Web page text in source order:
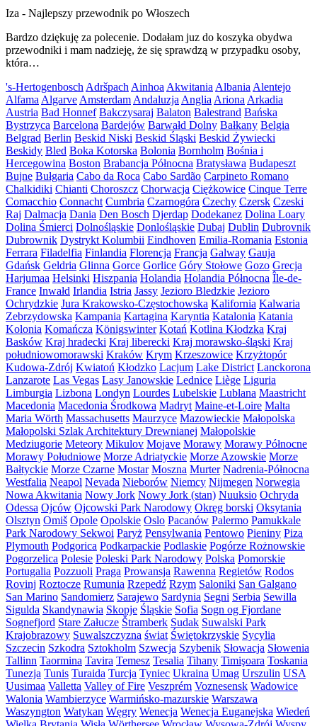
Iza - Najlepszy przewodnik po Włoszech
Bardzo dziękuję za polecenie. Dodałam juz do koszyka obydwa
przewodniki i mam nadzieję, że się sprawdzą w przypadku osoby,
która…
's-Hertogenbosch Adršpach Ainhoa Akwitania Albania Alentejo
Alfama Algarve Amsterdam Andaluzja Anglia Ariona Arkadia
Austria Bad Honnef Bakczysaraj Balaton Balestrand Bańska
Bystrzyca Barcelona Bardejów Barwałd Dolny Bałkany Belgia
Belgrad Berlin Beskid Niski Beskid Śląski Beskid Żywiecki
Beskidy Bled Boka Kotorska Bolonia Bornholm Bośnia i
Hercegowina Boston Brabancja Północna Bratysława Budapeszt
Bujne Bułgaria Cabo da Roca Cabo Sardão Carpineto Romano
Chalkidiki Chianti Choroszcz Chorwacja Ciężkowice Cinque Terre
Comacchio Connacht Cumbria Czarnogóra Czechy Czersk Czeski
Raj Dalmacja Dania Den Bosch Djerdap Dodekanez Dolina Loary
Dolina Śmierci Dolnośląskie Donlośląskie Dubaj Dublin Dubrovnik
Dubrownik Dystrykt Kolumbii Eindhoven Emilia-Romania Estonia
Ferrara Filadelfia Finlandia Florencja Francja Galway Gauja
Gdańsk Geldria Glinna Gorce Gorlice Góry Stołowe Gozo Grecja
Harjumaa Helsinki Hiszpania Holandia Holandia Północna Île-de-
France Inwałd Irlandia Istria Jassy Jezioro Bledzkie Jezioro
Ochrydzkie Jura Krakowsko-Częstochowska Kalifornia Kalwaria
Zebrzydowska Kampania Kartagina Karyntia Katalonia Katania
Kolonia Komańcza Königswinter Kotań Kotlina Kłodzka Kraj
Basków Kraj hradecki Kraj liberecki Kraj morawsko-śląski Kraj
południowomorawski Kraków Krym Krzeszowice Krzyżtopór
Kudowa-Zdrój Kwiatoń Kłodzko Lacjum Lake District Lanckorona
Lanzarote Las Vegas Lasy Janowskie Lednice Liège Liguria
Limburgia Lizbona Londyn Lourdes Lubelskie Lublana Maastricht
Macedonia Macedonia Środkowa Madryt Maine-et-Loire Malta
Maria Wörth Massachusetts Maurzyce Mazowieckie Małopolska
Małopolski Szlak Architektury Drewnianej Małopolskie
Medziugorie Meteory Mikulov Mojave Morawy Morawy Północne
Morawy Południowe Morze Adriatyckie Morze Azowskie Morze
Bałtyckie Morze Czarne Mostar Moszna Murter Nadrenia-Północna
Westfalia Neapol Nevada Nieborów Niemcy Nijmegen Norwegia
Nowa Akwitania Nowy Jork Nowy Jork (stan) Nuuksio Ochryda
Odessa Ojców Ojcowski Park Narodowy Okręg borski Oksytania
Olsztyn Omiš Opole Opolskie Oslo Pacanów Palermo Pamukkale
Park Narodowy Sekwoi Paryż Pensylwania Pentowo Pieniny Piza
Plymouth Podgorica Podkarpackie Podlaskie Pogórze Rożnowskie
Pogorzelica Polesie Poleski Park Narodowy Polska Pomorskie
Portugalia Pozzuoli Praga Prowansja Rawenna Regietów Rodos
Rovinj Roztocze Rumunia Rzepedź Rzym Saloniki San Galgano
San Marino Sandomierz Sarajewo Sardynia Segni Serbia Sewilla
Sigulda Skandynawia Skopje Śląskie Sofia Sogn og Fjordane
Sognefjord Stare Załucze Štramberk Sudak Suwalski Park
Krajobrazowy Suwalszczyzna świat Świętokrzyskie Sycylia
Szczecin Szkodra Sztokholm Szwecja Szybenik Słowacja Słowenia
Tallinn Taormina Tavira Temesz Tesalia Tihany Timişoara Toskania
Tunezja Tunis Turaida Turcja Tyniec Ukraina Umag Urszulin USA
Uusimaa Valletta Valley of Fire Veszprém Voznesensk Wadowice
Walonia Wambierzyce Warmińsko-mazurskie Warszawa
Waszyngton Watykan Węgry Wenecja Wenecja Euganejska Wiedeń